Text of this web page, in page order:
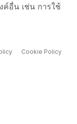
ค์อื่น เช่น การใช้
Cookie Policy